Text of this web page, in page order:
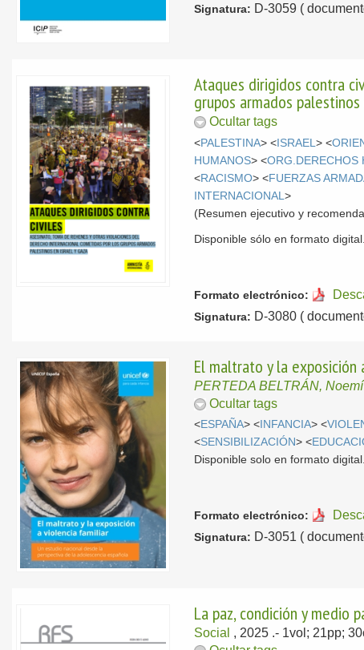
Signatura: D-3059 (
Ataques dirigidos contra
grupos armados
Ocultar tags
<PALESTINA> <ISRAEL> <
HUMANOS> <ORG.DERECHOS
<RACISMO> <FUERZAS
INTERNACIONAL>
(Resumen ejecutivo y
Disponible sólo en formato
Formato electrónico:
Signatura: D-3080 (
El maltrato y la
PERTEDA BELTRÁN, Noemí
Ocultar tags
<ESPAÑA> < INFANCIA> <
<SENSIBILIZACIÓN> <
Disponible solo en formato
Formato electrónico:
Signatura: D-3051 (
La paz, condición y medio
Social , 2025 .- 1vol; 21pp;